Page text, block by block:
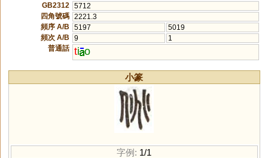
GB2312
5712
四角號碼 2221.3
頻序 A/B
5197
5019
頻次 A/B
9
1
普通話 ti o
小篆
字例: 1/1